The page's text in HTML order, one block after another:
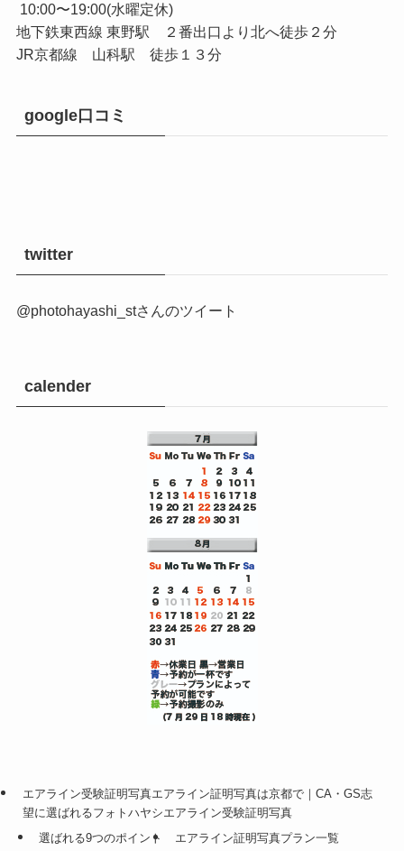
10:00〜19:00(水曜定休)
地下鉄東西線 東野駅 ２番出口より北へ徒歩２分
JR京都線 山科駅 徒歩１３分
google口コミ
twitter
@photohayashi_stさんのツイート
calender
エアライン受験証明写真エアライン証明写真は京都で｜CA・GS志
望に選ばれるフォトハヤシエアライン受験証明写真
選ばれる9つのポイント
エアライン証明写真プラン一覧